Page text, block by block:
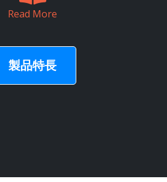
Read More
製品特長